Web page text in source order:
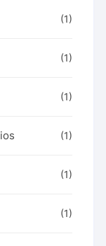
(1)
(1)
(1)
(1)
(1)
(1)